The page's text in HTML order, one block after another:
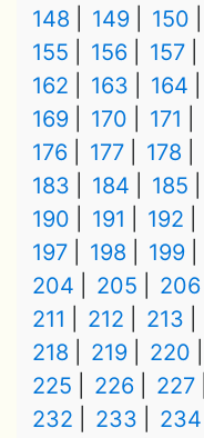
148
149 150
155
156 157
162
163 164
169
170 171
176
177 178
183
184 185
190
191 192
197
198 199
204
205 206
211
212 213
218
219 220
225
226 227
232
233 234